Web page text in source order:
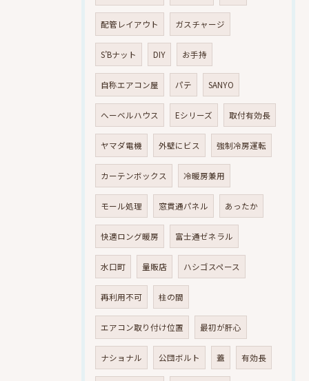
配管レイアウト ガスチャージ
S’Bナット DIY お手持
自称エアコン屋 パテ SANYO
へーベルハウス Eシリーズ 取付有効長
ヤマダ電機 外壁にビス 強制冷房運転
カーテンボックス 冷暖房兼用
モール処理 窓貫通パネル あったか
快適ロング暖房 富士通ゼネラル
水口町 量販店 ハシゴスペース
再利用不可 柱の間
エアコン取り付け位置 最初が肝心
ナショナル 公団ボルト 蓋 有効長